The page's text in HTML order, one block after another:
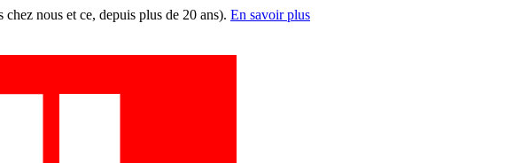
nous et ce, depuis plus de 20 ans). En savoir plus